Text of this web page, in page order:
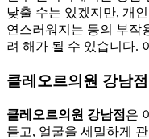
낮출 수는 있겠지만, 개
연스러워지는 등의 부작
려 해가 될 수 있습니다.
클레오르의원 강남
클레오르의원 강남점 은
듣고, 얼굴을 세밀하게